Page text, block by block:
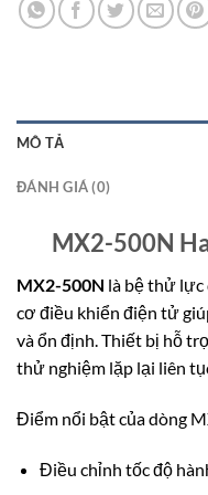
MÔ TẢ
ĐÁNH GIÁ (0)
MX2-500N
MX2-500N là bệ thử lực
cơ điều khiển điện tử
và ổn định. Thiết bị hỗ
thử nghiệm lặp lại liên
Điểm nổi bật của dòng
Điều chỉnh tốc độ